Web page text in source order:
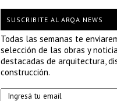
SUSCRIBITE AL ARQA NEWS
Todas las semanas te
selección de las obras y
destacadas de arquitectura,
construcción.